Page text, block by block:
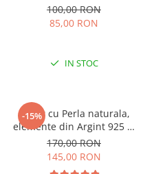
100,00 RON
85,00 RON
IN STOC
-15%
Colier cu Perla naturala,
elemente din Argint 925 si
margele Miyuki, verde/kiwi
170,00 RON
145,00 RON